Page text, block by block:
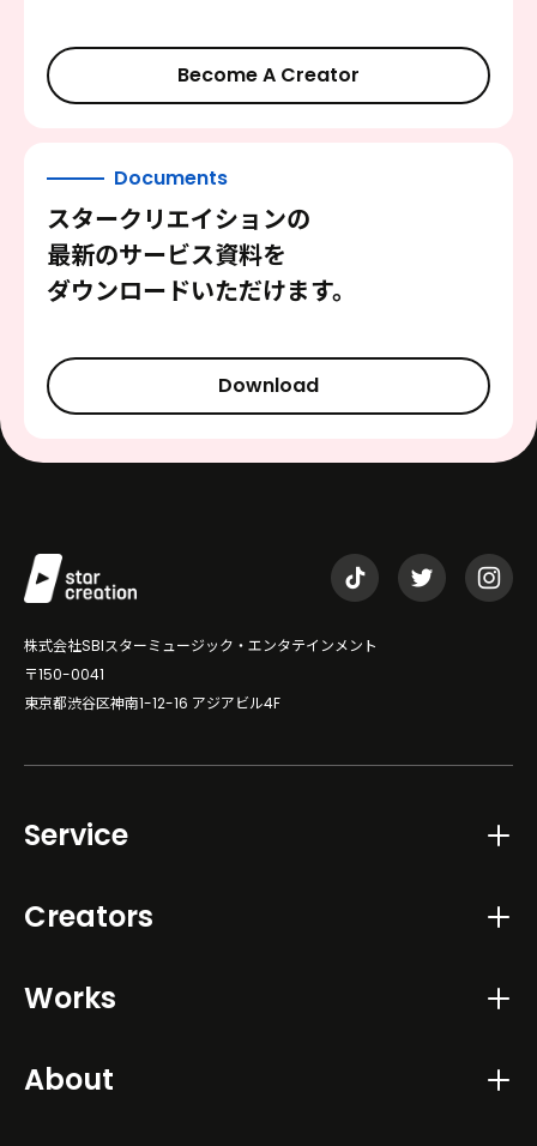
Become A Creator
Documents
スタークリエイションの
最新のサービス資料を
ダウンロードいただけます。
Download
株式会社SBIスターミュージック・エンタテインメント
〒150-0041
東京都渋谷区神南1-12-16 アジアビル4F
Service
Creators
Works
About